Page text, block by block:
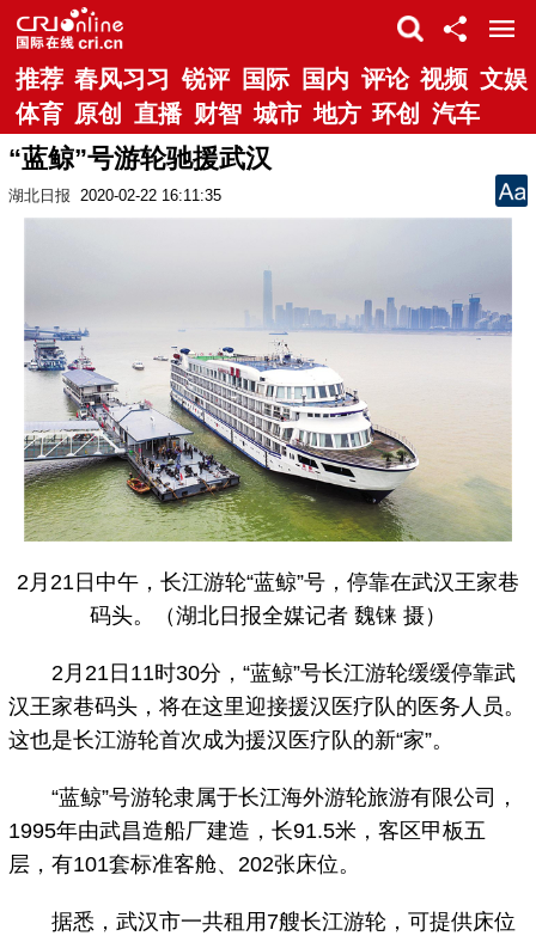
推荐 春风习习 锐评 国际 国内 评论 视频 文娱
体育 原创 直播 财智 城市 地方 环创 汽车
“蓝鲸”号游轮驰援武汉
湖北日报 2020-02-22 16:11:35
2月21日中午，长江游轮“蓝鲸”号，停靠在武汉王家巷
码头。（湖北日报全媒记者 魏铼 摄）
2月21日11时30分，“蓝鲸”号长江游轮缓缓停靠武
汉王家巷码头，将在这里迎接援汉医疗队的医务人员。
这也是长江游轮首次成为援汉医疗队的新“家”。
“蓝鲸”号游轮隶属于长江海外游轮旅游有限公司，
1995年由武昌造船厂建造，长91.5米，客区甲板五
层，有101套标准客舱、202张床位。
据悉，武汉市一共租用7艘长江游轮，可提供床位